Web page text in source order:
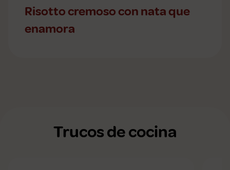
Risotto cremoso con nata que
enamora
Trucos de cocina